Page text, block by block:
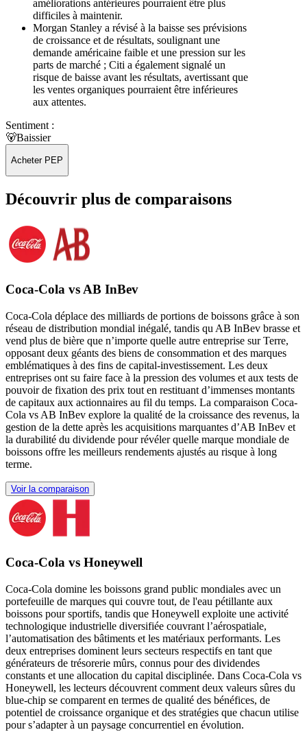
améliorations antérieures pourraient être plus
difficiles à maintenir.
Morgan Stanley a révisé à la baisse ses prévisions
de croissance et de résultats, soulignant une
demande américaine faible et une pression sur les
parts de marché ; Citi a également signalé un
risque de baisse avant les résultats, avertissant que
les ventes organiques pourraient être inférieures
aux attentes.
Sentiment :
🐻Baissier
Acheter PEP
Découvrir plus de comparaisons
Coca-Cola vs AB InBev
Coca‑Cola déplace des milliards de portions de boissons grâce à son
réseau de distribution mondial inégalé, tandis qu AB InBev brasse et
vend plus de bière que n’importe quelle autre entreprise sur Terre,
opposant deux géants des biens de consommation et des marques
emblématiques à des fins de capital-investissement. Les deux
entreprises ont su faire face à la pression des volumes et aux tests de
pouvoir de fixation des prix tout en restituant d’immenses montants
de capitaux aux actionnaires au fil du temps. La comparaison Coca-
Cola vs AB InBev explore la qualité de la croissance des revenus, la
gestion de la dette après les acquisitions marquantes d’AB InBev et
la durabilité du dividende pour révéler quelle marque mondiale de
boissons offre les meilleurs rendements ajustés au risque à long
terme.
Voir la comparaison
Coca-Cola vs Honeywell
Coca-Cola domine les boissons grand public mondiales avec un
portefeuille de marques qui couvre tout, de l'eau pétillante aux
boissons pour sportifs, tandis que Honeywell exploite une activité
technologique industrielle diversifiée couvrant l’aérospatiale,
l’automatisation des bâtiments et les matériaux performants. Les
deux entreprises dominent leurs secteurs respectifs en tant que
générateurs de trésorerie mûrs, connus pour des dividendes
constants et une allocation du capital disciplinée. Dans Coca-Cola vs
Honeywell, les lecteurs découvrent comment deux valeurs sûres du
blue-chip se comparent en termes de qualité des bénéfices, de
potentiel de croissance organique et des stratégies que chacun utilise
pour s’adapter à un paysage concurrentiel en évolution.